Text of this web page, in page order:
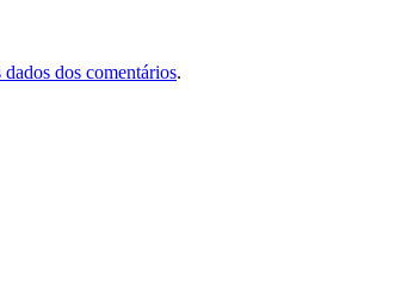
dados dos comentários.